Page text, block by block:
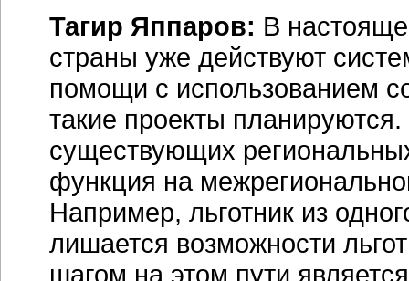
Тагир Яппаров: В
страны уже действуют
помощи с использованием
такие проекты
существующих
функция на
Например, льготник из
лишается возможности
шагом на этом пути